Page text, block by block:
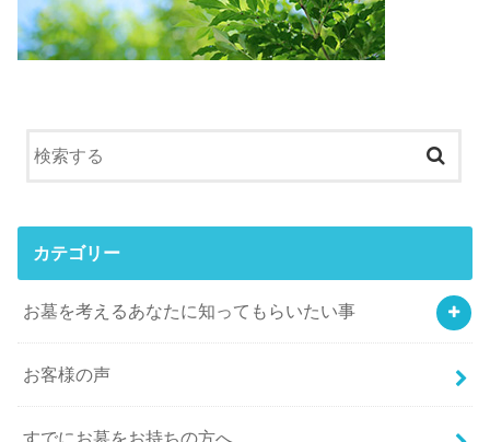
カテゴリー
お墓を考えるあなたに知ってもらいたい事
お客様の声
すでにお墓をお持ちの方へ